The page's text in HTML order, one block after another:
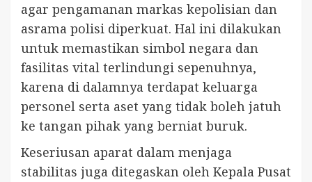
agar pengamanan markas kepolisian dan
asrama polisi diperkuat. Hal ini dilakukan
untuk memastikan simbol negara dan
fasilitas vital terlindungi sepenuhnya,
karena di dalamnya terdapat keluarga
personel serta aset yang tidak boleh jatuh
ke tangan pihak yang berniat buruk.
Keseriusan aparat dalam menjaga
stabilitas juga ditegaskan oleh Kepala Pusat